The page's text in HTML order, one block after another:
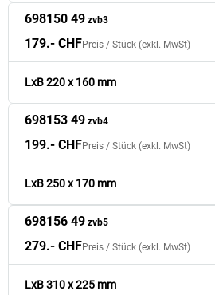
698153 49 zvb4
199.- CHF
698156 49 zvb5 225
279.- CHF
zvb7
669.- CHF
698150 49 zvb3
179.- CHFPreis / Stück (exkl. MwSt)
LxB 220 x 160 mm
698153 49 zvb4
199.- CHFPreis / Stück (exkl. MwSt)
LxB 250 x 170 mm
698156 49 zvb5
279.- CHFPreis / Stück (exkl. MwSt)
LxB 310 x 225 mm